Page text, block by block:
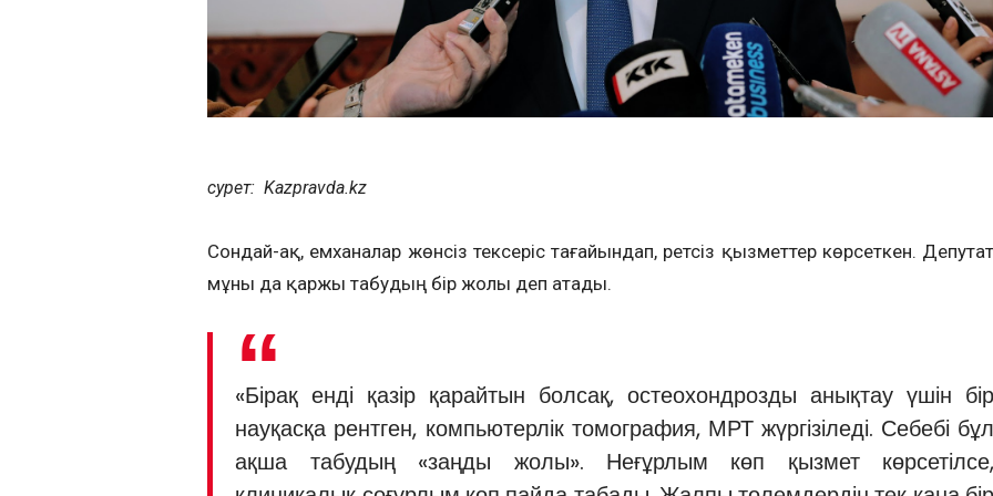
сурет: Kazpravda.kz
Сондай-ақ, емханалар жөнсіз тексеріс тағайындап, ретсіз қызметтер көрсеткен. Депутат
мұны да қаржы табудың бір жолы деп атады.
«Бірақ енді қазір қарайтын болсақ, остеохондрозды анықтау үшін бір
науқасқа рентген, компьютерлік томография, МРТ жүргізіледі. Себебі бұл
ақша табудың «заңды жолы». Неғұрлым көп қызмет көрсетілсе,